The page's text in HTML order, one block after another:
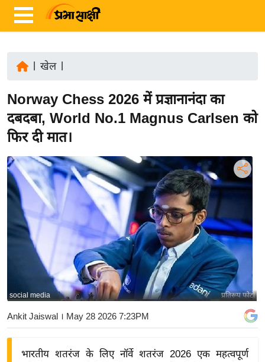
ज़ा
ख
ब
र
रा
ष्ट्री
य
बि
ज़
ने
खेल|
Norway Chess 2026 में प्रज्ञानानंदा का
दबदबा, World No.1 Magnus Carlsen को
फिर दी मात।
प्रतिरूप फोटो
social media
Ankit Jaiswal । May 28 2026 7:23PM
भारतीय शतरंज के लिए नॉर्वे शतरंज 2026 एक महत्वपूर्ण